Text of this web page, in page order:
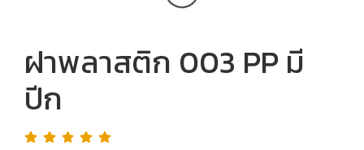
ฝาพลาสติก 003 PP มี
ปีก